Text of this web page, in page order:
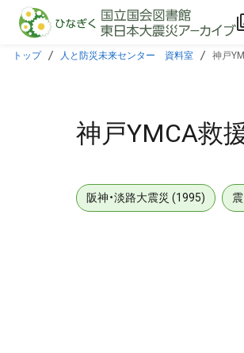
本文に飛ぶ
トップ 人と防災未来センター 資料室 神戸
神戸YMCA救
阪神・淡路大震災 (1995)